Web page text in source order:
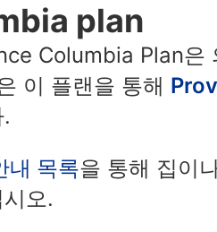
plan
Columbia Plan은
이 플랜을 통해
내 목록을 통해 집이
오.